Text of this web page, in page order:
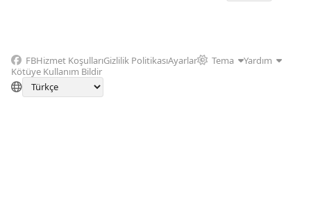
FBHizmet KoşullarıGizlilik PolitikasıAyarlar Tema
Yardım
Kötüye Kullanım Bildir